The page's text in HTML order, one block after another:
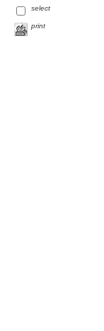
select
print